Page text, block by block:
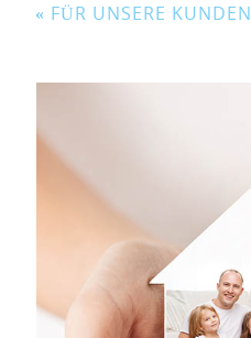
« FÜR UNSERE KUNDEN